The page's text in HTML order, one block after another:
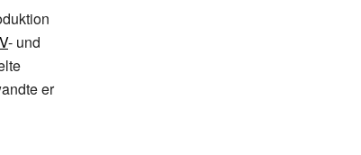
- und
er